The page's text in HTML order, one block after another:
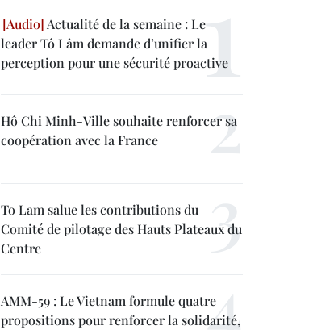
Actualité de la semaine : Le
leader Tô Lâm demande d’unifier la
perception pour une sécurité proactive
Hô Chi Minh-Ville souhaite renforcer sa
coopération avec la France
To Lam salue les contributions du
Comité de pilotage des Hauts Plateaux du
Centre
AMM-59 : Le Vietnam formule quatre
propositions pour renforcer la solidarité,